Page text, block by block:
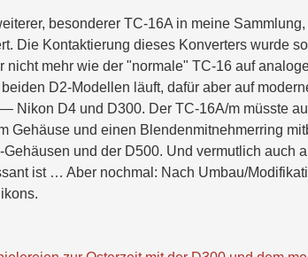
besonderer TC-16A in meine
Die Kontaktierung dieses Konverters wurde
nicht mehr wie der "normale" TC-16 auf
D2-Modellen läuft, dafür aber auf
Nikon D4 und D300. Der TC-16A/m müsste
Gehäuse und einen Blendenmitnehmerring
und der D500. Und vermutlich auch
ist … Aber nochmal: Nach Umbau/